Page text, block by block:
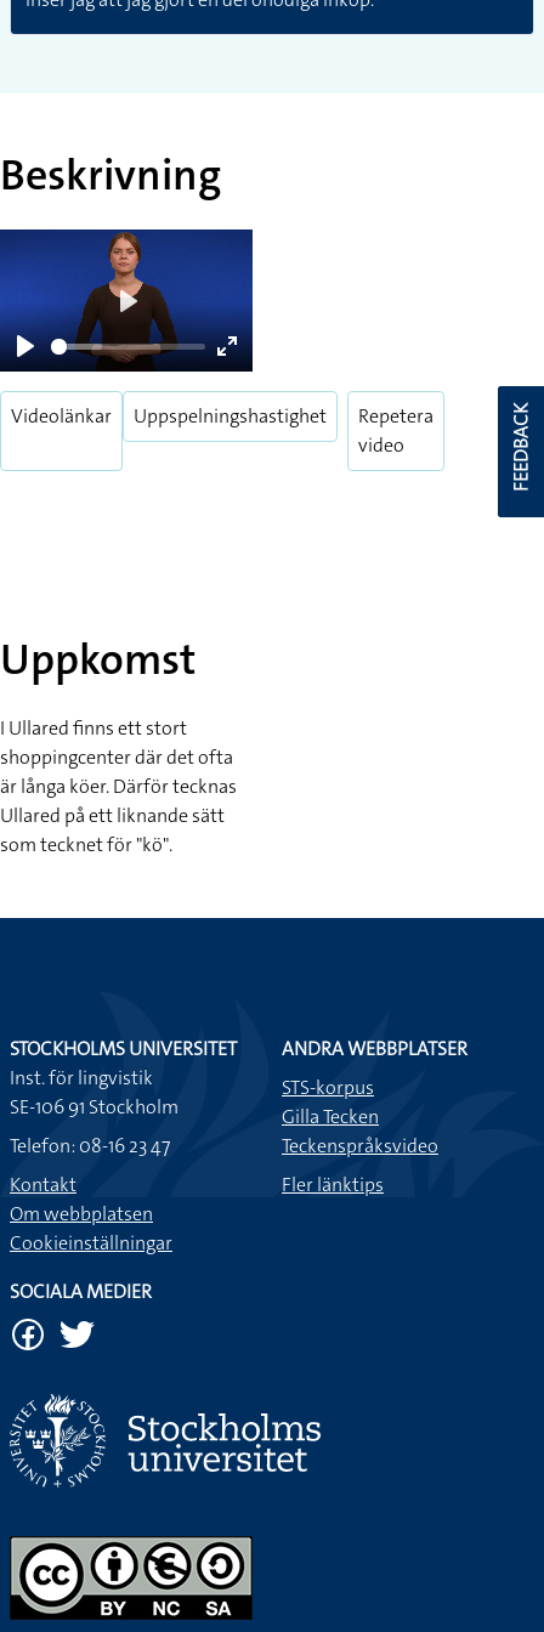
Beskrivning
Play
Enter
fullscreen
Play
Videolänkar Uppspelningshastighet
Repetera
video
Uppkomst
I Ullared finns ett stort
shoppingcenter där det ofta
är långa köer. Därför tecknas
Ullared på ett liknande sätt
som tecknet för "kö".
FEEDBACK
STOCKHOLMS UNIVERSITET
Inst. för lingvistik
SE-106 91 Stockholm
Telefon: 08-16 23 47
Kontakt
Om webbplatsen
Cookieinställningar
ANDRA WEBBPLATSER
STS-korpus
Gilla Tecken
Teckenspråksvideo
Fler länktips
SOCIALA MEDIER